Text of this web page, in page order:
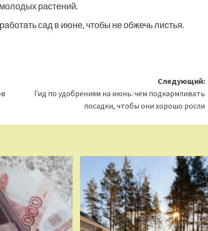
растений.
сад в июне, чтобы не обжечь листья.
Следующий:
Гид по удобрениям на июнь: чем подкармливать
посадки, чтобы они хорошо росли